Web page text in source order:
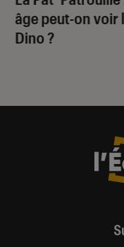
âge peut-on voir
Dino?